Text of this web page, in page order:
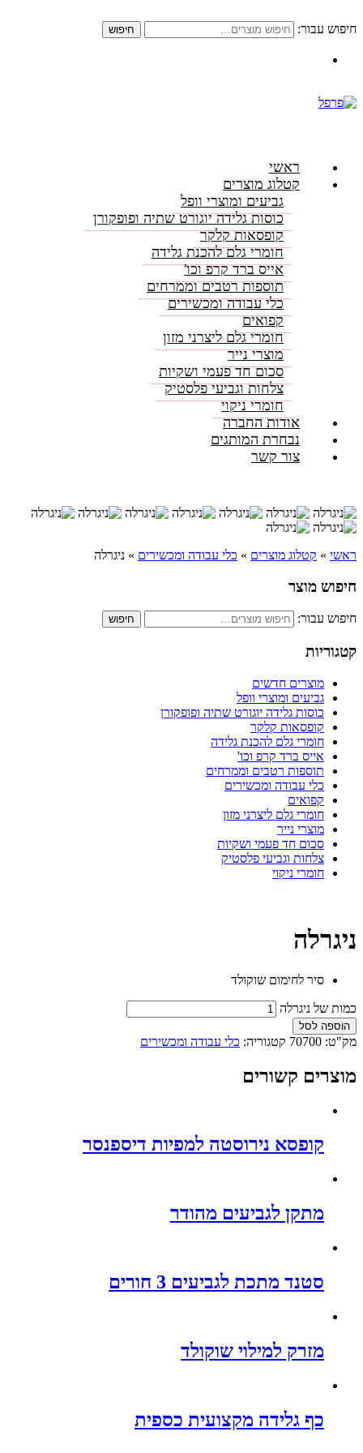
חיפוש עבור: חיפוש
ראשי
קטלוג מוצרים
גביעים ומוצרי וופל
כוסות גלידה יוגורט שתיה ופופקורן
קופסאות קלקר
חומרי גלם להכנת גלידה
אייס ברד קרפ וכו'
תוספות רטבים וממרחים
כלי עבודה ומכשירים
קפואים
חומרי גלם ליצרני מזון
מוצרי נייר
סכום חד פעמי ושקיות
צלחות וגביעי פלסטיק
חומרי ניקוי
אודות החברה
נבחרת המותגים
צור קשר
ראשי » קטלוג מוצרים » כלי עבודה ומכשירים » ניגרלה
חיפוש מוצר
חיפוש עבור: חיפוש
קטגוריות
מוצרים חדשים
גביעים ומוצרי וופל
כוסות גלידה יוגורט שתיה ופופקורן
קופסאות קלקר
חומרי גלם להכנת גלידה
אייס ברד קרפ וכו'
תוספות רטבים וממרחים
כלי עבודה ומכשירים
קפואים
חומרי גלם ליצרני מזון
מוצרי נייר
סכום חד פעמי ושקיות
צלחות וגביעי פלסטיק
חומרי ניקוי
ניגרלה
סיר לחימום שוקולד
כמות של ניגרלה
הוספה לסל
מק"ט: 70700 קטגוריה: כלי עבודה ומכשירים
מוצרים קשורים
קופסא נירוסטה למפיות דיספנסר
מתקן לגביעים מהודר
סטנד מתכת לגביעים 3 חורים
מזרק למילוי שוקולד
כף גלידה מקצועית כספית